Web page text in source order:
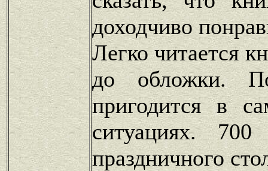
доходчиво
Легко читается
до обложки.
пригодится в
ситуациях.
праздничного